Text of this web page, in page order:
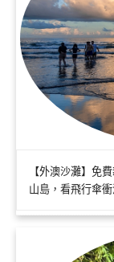
【外澳沙灘】免
山島，看飛行傘